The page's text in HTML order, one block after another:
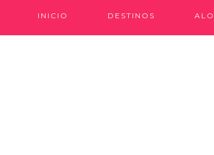
INICIO DESTINOS